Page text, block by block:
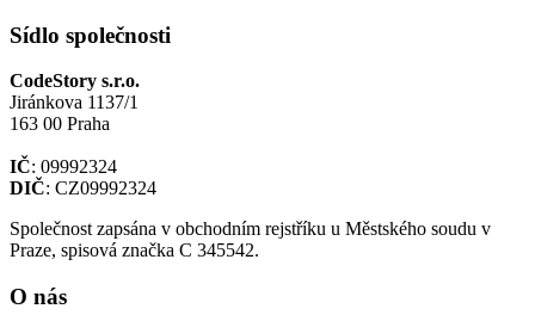
Sídlo společnosti
CodeStory s.r.o.
Jiránkova 1137/1
163 00 Praha
IČ: 09992324
DIČ: CZ09992324
Společnost zapsána v obchodním rejstříku u Městského soudu v
Praze, spisová značka C 345542.
O nás